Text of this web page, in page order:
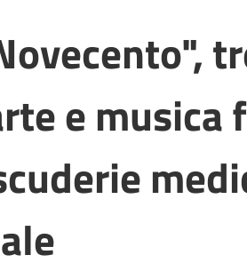
e musica